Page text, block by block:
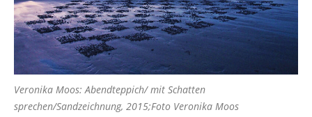
Veronika Moos: Abendteppich/ mit Schatten
sprechen/Sandzeichnung, 2015;Foto Veronika Moos